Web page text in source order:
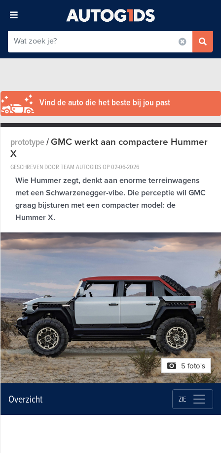
Vind de auto die het beste bij jou past
prototype/GMC werkt aan compactere Hummer
X
GESCHREVEN DOOR TEAM AUTOGIDS OP02-06-2026
Wie Hummer zegt, denkt aan enorme terreinwagens
met een Schwarzenegger-vibe. Die perceptie wil GMC
graag bijsturen met een compacter model: de
Hummer X.
5 foto's
Overzicht ZIE